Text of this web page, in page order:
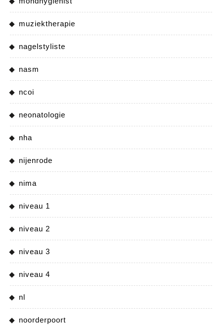
muziektherapie
nagelstyliste
nasm
ncoi
neonatologie
nha
nijenrode
nima
niveau 1
niveau 2
niveau 3
niveau 4
nl
noorderpoort